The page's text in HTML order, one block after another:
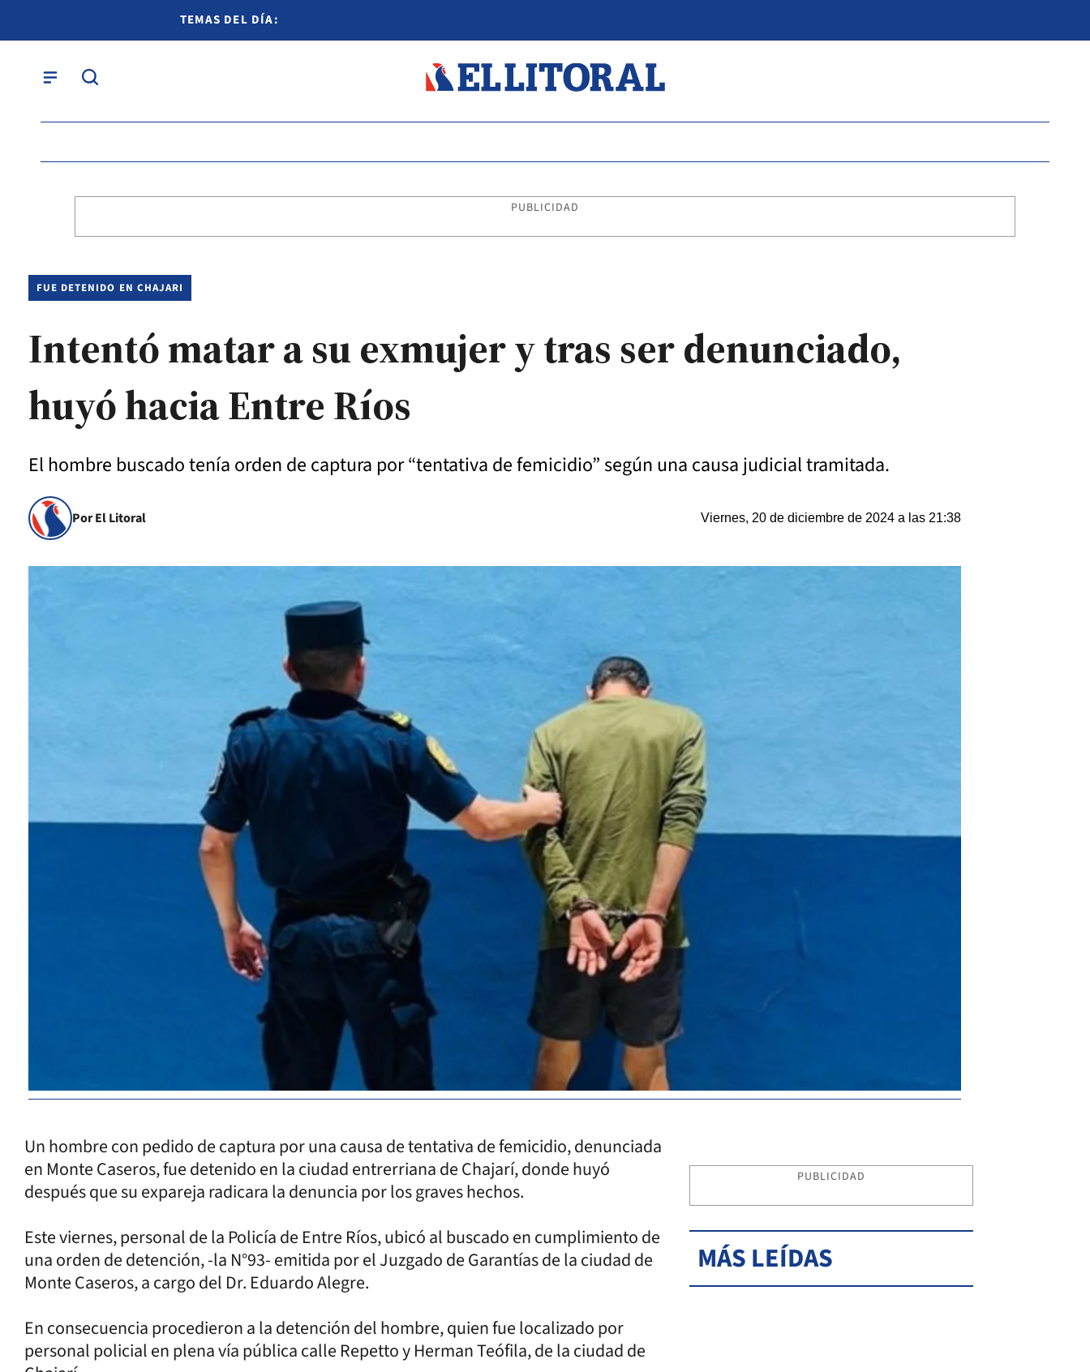
TEMAS DEL DÍA:
PUBLICIDAD
FUE DETENIDO EN CHAJARI
Intentó matar a su exmujer y tras ser denunciado,
huyó hacia Entre Ríos
El hombre buscado tenía orden de captura por “tentativa de femicidio” según una causa judicial tramitada.
Por El Litoral Viernes, 20 de diciembre de 2024 a las 21:38
Un hombre con pedido de captura por una causa de tentativa de femicidio, denunciada
en Monte Caseros, fue detenido en la ciudad entrerriana de Chajarí, donde huyó
después que su expareja radicara la denuncia por los graves hechos.
Este viernes, personal de la Policía de Entre Ríos, ubicó al buscado en cumplimiento de
una orden de detención, -la N°93- emitida por el Juzgado de Garantías de la ciudad de
Monte Caseros, a cargo del Dr. Eduardo Alegre.
En consecuencia procedieron a la detención del hombre, quien fue localizado por
personal policial en plena vía pública calle Repetto y Herman Teófila, de la ciudad de
PUBLICIDAD
MÁS LEÍDAS